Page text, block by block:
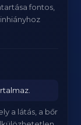
fontos,
a látás, a bőr